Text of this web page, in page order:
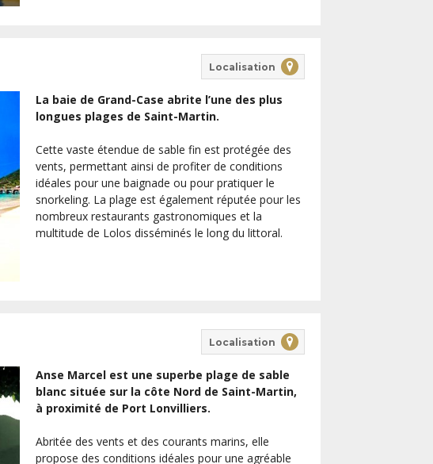
Localisation
La baie de Grand-Case abrite l’une des plus
longues plages de Saint-Martin.
Cette vaste étendue de sable fin est protégée des
vents, permettant ainsi de profiter de conditions
idéales pour une baignade ou pour pratiquer le
snorkeling. La plage est également réputée pour les
nombreux restaurants gastronomiques et la
multitude de Lolos disséminés le long du littoral.
Localisation
Anse Marcel est une superbe plage de sable
blanc située sur la côte Nord de Saint-Martin,
à proximité de Port Lonvilliers.
Abritée des vents et des courants marins, elle
propose des conditions idéales pour une agréable